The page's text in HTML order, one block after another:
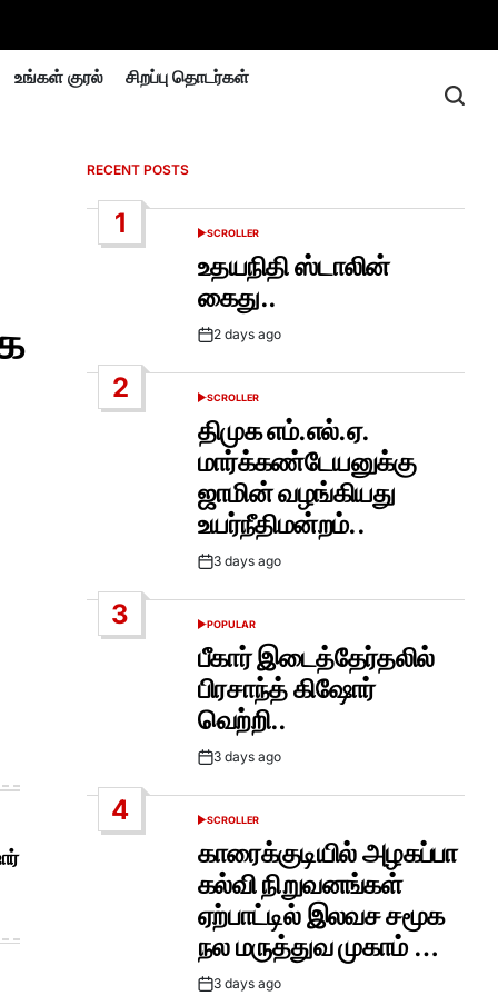
உங்கள் குரல் சிறப்பு தொடர்கள்
RECENT POSTS
1
POSTED
SCROLLER
உதயநிதி ஸ்டாலின்
கைது..
Post2 days ago
2
POSTED
SCROLLER
திமுக எம்.எல்.ஏ.
மார்க்கண்டேயனுக்கு
ஜாமின் வழங்கியது
உயர்நீதிமன்றம்..
Post3 days ago
3
POSTED
POPULAR
பீகார் இடைத்தேர்தலில்
பிரசாந்த் கிஷோர்
வெற்றி..
Post3 days ago
4
POSTED
SCROLLER
காரைக்குடியில் அழகப்பா
கல்வி நிறுவனங்கள்
ஏற்பாட்டில் இலவச சமூக
நல மருத்துவ முகாம் …
Post3 days ago